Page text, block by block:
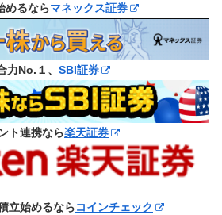
めるならマネックス証券
力No.１、 SBI証券
ト連携なら楽天証券
立始めるならコインチェック